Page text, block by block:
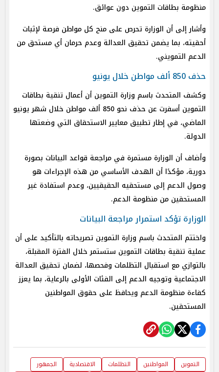
منظومة بطاقات التموين دون عوائق.
وأشار إلى أن الوزارة تحرص على منح كل مواطن فرصة لإثبات
أحقيته، بما يضمن تحقيق العدالة وعدم حرمان أي مستحق من
الدعم التمويني.
حذف 850 ألف مواطن خلال يونيو
وكشف المتحدث باسم وزارة التموين أن أعمال تنقية بطاقات
التموين أسفرت عن حذف نحو 850 ألف مواطن خلال شهر يونيو
الماضي، في إطار تطبيق معايير الاستحقاق التي وضعتها
الدولة.
وأضاف أن الوزارة مستمرة في مراجعة قواعد البيانات بصورة
دورية، مؤكدًا أن الهدف الأساسي من هذه الإجراءات هو
وصول الدعم إلى مستحقيه الحقيقيين، وعدم استفادة غير
المستحقين من منظومة الدعم.
الوزارة تؤكد استمرار مراجعة البيانات
واختتم المتحدث باسم وزارة التموين تصريحاته بالتأكيد على أن
عملية تنقية بطاقات التموين ستستمر خلال الفترة المقبلة،
بالتوازي مع استقبال التظلمات وفحصها، لضمان تحقيق العدالة
الاجتماعية وتوجيه الدعم إلى الفئات الأولى بالرعاية، بما يعزز
كفاءة منظومة الدعم ويحافظ على حقوق المواطنين
المستحقين.
التموين المواطنين التظلمات الاقتصادية
الجمهور